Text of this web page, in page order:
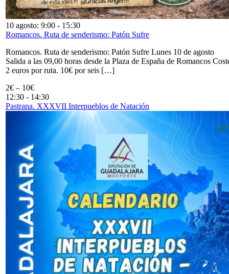
10 agosto: 9:00 - 15:30
Romancos. Ruta de senderismo: Patón Sufre
Romancos. Ruta de senderismo: Patón Sufre Lunes 10 de agosto
Salida a las 09,00 horas desde la Plaza de España de Romancos
2 euros por ruta. 10€ por seis […]
2€ – 10€
12:30 - 14:30
Pastrana. XXXVII Interpueblos de Natación